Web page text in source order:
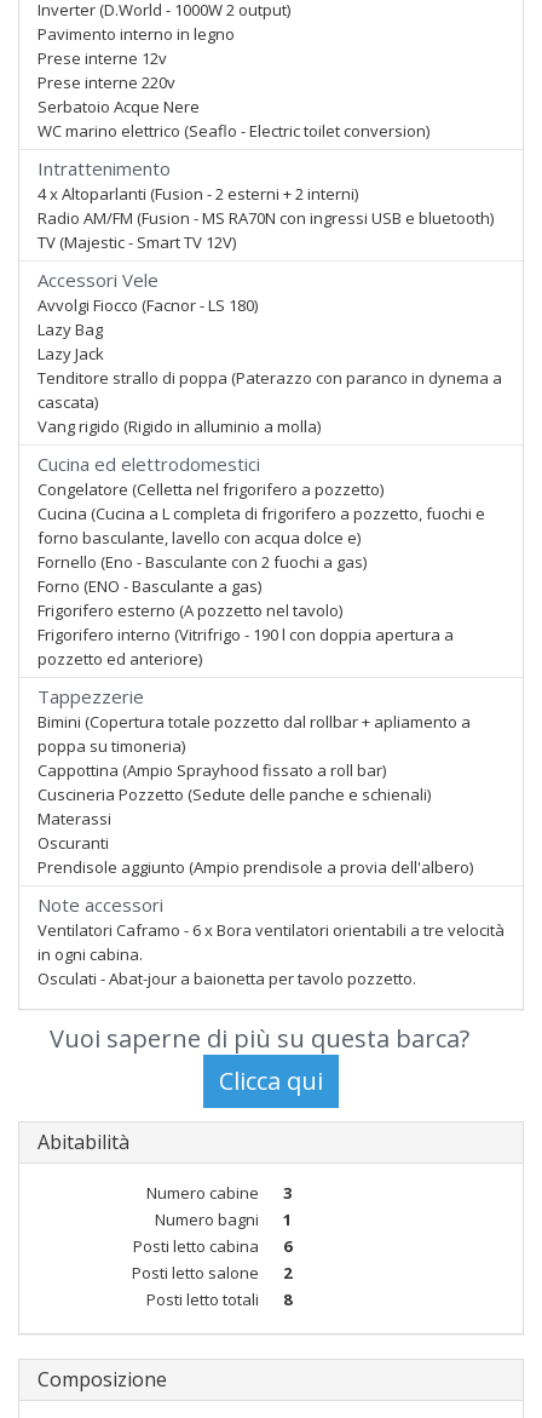
Inverter (D.World - 1000W 2 output)
Pavimento interno in legno
Prese interne 12v
Prese interne 220v
Serbatoio Acque Nere
WC marino elettrico (Seaflo - Electric toilet conversion)
Intrattenimento
4 x Altoparlanti (Fusion - 2 esterni + 2 interni)
Radio AM/FM (Fusion - MS RA70N con ingressi USB e bluetooth)
TV (Majestic - Smart TV 12V)
Accessori Vele
Avvolgi Fiocco (Facnor - LS 180)
Lazy Bag
Lazy Jack
Tenditore strallo di poppa (Paterazzo con paranco in dynema a
cascata)
Vang rigido (Rigido in alluminio a molla)
Cucina ed elettrodomestici
Congelatore (Celletta nel frigorifero a pozzetto)
Cucina (Cucina a L completa di frigorifero a pozzetto, fuochi e
forno basculante, lavello con acqua dolce e)
Fornello (Eno - Basculante con 2 fuochi a gas)
Forno (ENO - Basculante a gas)
Frigorifero esterno (A pozzetto nel tavolo)
Frigorifero interno (Vitrifrigo - 190 l con doppia apertura a
pozzetto ed anteriore)
Tappezzerie
Bimini (Copertura totale pozzetto dal rollbar + apliamento a
poppa su timoneria)
Cappottina (Ampio Sprayhood fissato a roll bar)
Cuscineria Pozzetto (Sedute delle panche e schienali)
Materassi
Oscuranti
Prendisole aggiunto (Ampio prendisole a provia dell'albero)
Note accessori
Ventilatori Caframo - 6 x Bora ventilatori orientabili a tre velocità
in ogni cabina.
Osculati - Abat-jour a baionetta per tavolo pozzetto.
Vuoi saperne di più su questa barca?
Abitabilità
Numero cabine
3
Numero bagni
1
Posti letto cabina
6
Posti letto salone
2
Posti letto totali
8
Composizione